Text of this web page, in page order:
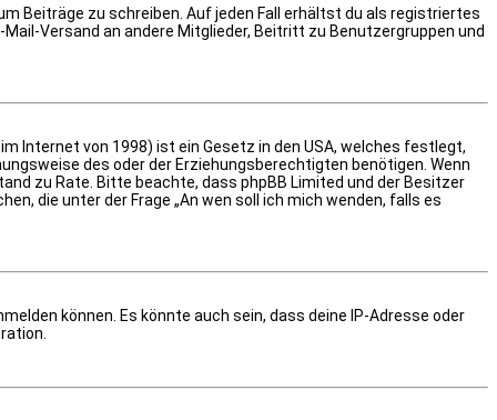
Beiträge zu schreiben. Auf jeden Fall erhältst du als registriertes
Versand an andere Mitglieder, Beitritt zu Benutzergruppen und
Internet von 1998) ist ein Gesetz in den USA, welches festlegt,
des oder der Erziehungsberechtigten benötigen. Wenn
zu Rate. Bitte beachte, dass phpBB Limited und der Besitzer
die unter der Frage „An wen soll ich mich wenden, falls es
können. Es könnte auch sein, dass deine IP-Adresse oder